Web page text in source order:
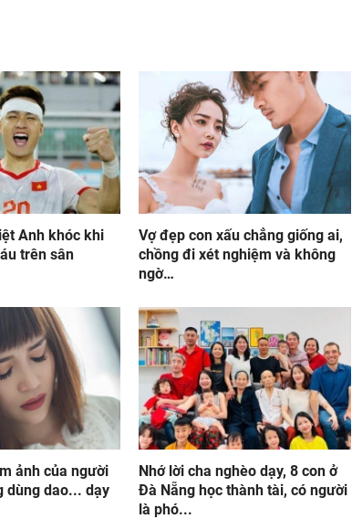
Anh khóc khi
trên sân
Vợ đẹp con xấu chẳng giống ai,
chồng đi xét nghiệm và không
ngờ…
ảnh của người
dùng dao... dạy
Nhớ lời cha nghèo dạy, 8 con ở
Đà Nẵng học thành tài, có người
là phó...